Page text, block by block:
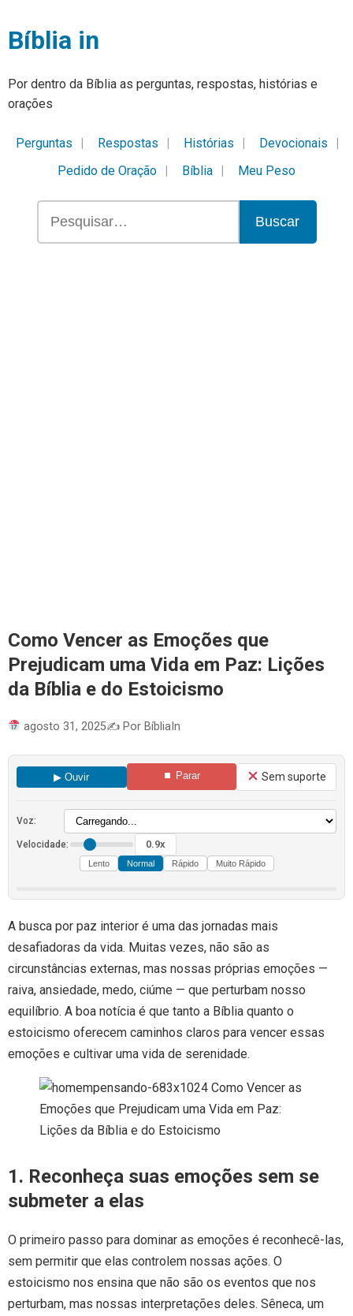
Bíblia in
Por dentro da Bíblia as perguntas, respostas, histórias e
orações
Perguntas Respostas Histórias
Devocionais
Pedido de Oração
Bíblia Meu Peso
Buscar
Como Vencer as Emoções que
Prejudicam uma Vida em Paz: Lições
da Bíblia e do Estoicismo
agosto 31, 2025✍️ Por BíbliaIn
▶ Ouvir ⏹ Parar Sem suporte
Voz:
Velocidade: 0.9x
Lento Normal Rápido Muito Rápido
A busca por paz interior é uma das jornadas mais
desafiadoras da vida. Muitas vezes, não são as
circunstâncias externas, mas nossas próprias emoções —
raiva, ansiedade, medo, ciúme — que perturbam nosso
equilíbrio. A boa notícia é que tanto a Bíblia quanto o
estoicismo oferecem caminhos claros para vencer essas
emoções e cultivar uma vida de serenidade.
1. Reconheça suas emoções sem se
submeter a elas
O primeiro passo para dominar as emoções é reconhecê-las,
sem permitir que elas controlem nossas ações. O
estoicismo nos ensina que não são os eventos que nos
perturbam, mas nossas interpretações deles. Sêneca, um